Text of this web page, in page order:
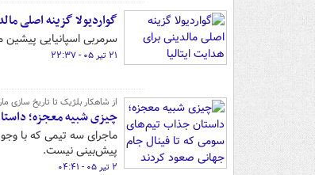
گواردیولا گزینه اصلی
سرمربی اسپانیایی پیشین
۲۱ تیر ۰۵ - ۲۲:۳۷
از شاهکار بلژیک تا تاریخ سازی
چیزی شبیه معجزه؛
ماجرای سه تیمی که با
پیش‌بینی نیست.
۲ تیر ۰۵ - ۰۴:۴۱